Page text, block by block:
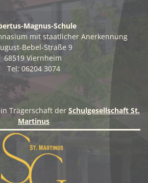
Magnus-Schule
mit staatlicher Anerkennung
Bebel-Straße 9
68519 Viernheim
Tel: 06204 3074
Trägerschaft der Schulgesellschaft St.
Martinus